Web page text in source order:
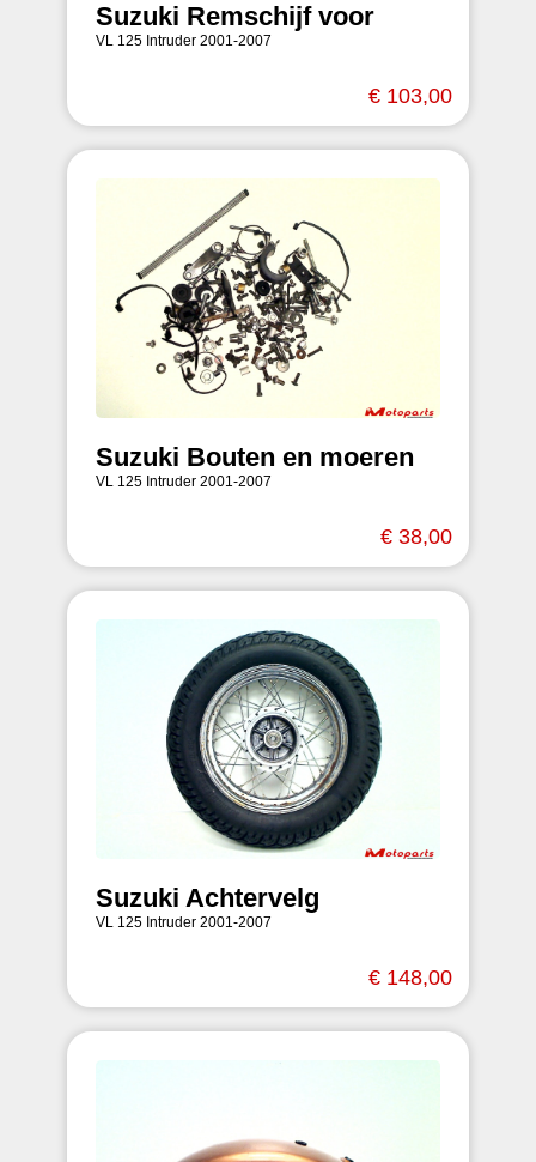
Suzuki Remschijf voor
VL 125 Intruder 2001-2007
€ 103,00
Suzuki Bouten en moeren
VL 125 Intruder 2001-2007
€ 38,00
Suzuki Achtervelg
VL 125 Intruder 2001-2007
€ 148,00